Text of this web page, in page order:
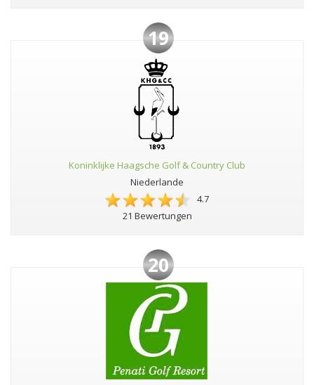
19
Koninklijke Haagsche Golf & Country Club
Niederlande
4.7
21 Bewertungen
20